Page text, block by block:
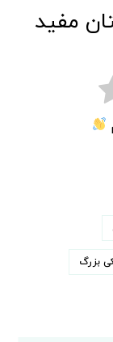
مفید
بزرگ